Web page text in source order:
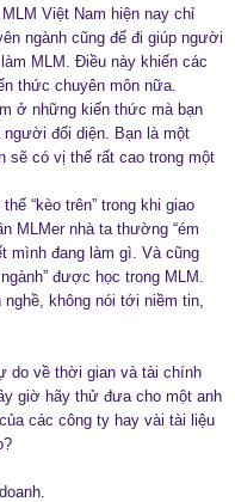
Việt Nam hiện nay chỉ
ngành cũng để đi giúp người
MLM. Điều này khiến các
thức chuyên môn nữa.
ở những kiến thức mà bạn
người đối diện. Bạn là một
sẽ có vị thế rất cao trong một
“kèo trên” trong khi giao
MLMer nhà ta thường “ém
mình đang làm gì. Và cũng
được học trong MLM.
không nói tới niềm tin,
do về thời gian và tài chính
giờ hãy thử đưa cho một anh
các công ty hay vài tài liệu